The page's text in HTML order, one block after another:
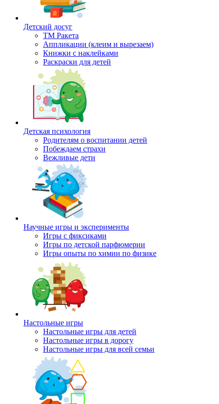
Детский досуг
ТМ Ракета
Аппликации (клеим и вырезаем)
Книжки с наклейками
Раскраски для детей
Детская психология
Родителям о воспитании детей
Побеждаем страхи
Вежливые дети
Научные игры и эксперименты
Игры с фиксиками
Игры по детской парфюмерии
Игры опыты по химии по физике
Настольные игры
Настольные игры для детей
Настольные игры в дорогу
Настольные игры для всей семьи